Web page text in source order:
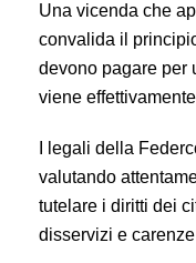
Una vicenda che
convalida il
devono pagare per
viene
I legali della
valutando
tutelare i diritti dei
disservizi e